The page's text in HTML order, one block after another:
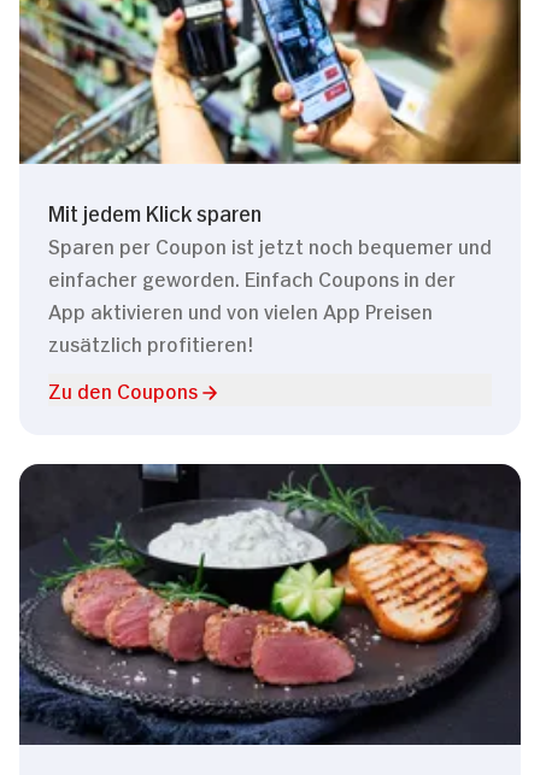
Mit jedem Klick sparen
Sparen per Coupon ist jetzt noch bequemer und
einfacher geworden. Einfach Coupons in der
App aktivieren und von vielen App Preisen
zusätzlich profitieren!
Zu den Coupons